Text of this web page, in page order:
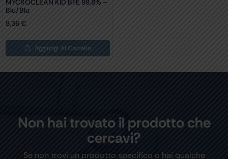
MYCROCLEAN KID BFE 99,8% –
Blu/blu
8,36€
Aggiungi Al Carrello
Non hai trovato il prodotto che
cercavi?
Se non trovi un prodotto specifico o hai qualche